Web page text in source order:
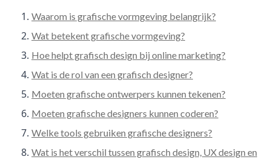
Waarom is grafische vormgeving belangrijk?
Wat betekent grafische vormgeving?
Hoe helpt grafisch design bij online marketing?
Wat is de rol van een grafisch designer?
Moeten grafische ontwerpers kunnen tekenen?
Moeten grafische designers kunnen coderen?
Welke tools gebruiken grafische designers?
Wat is het verschil tussen grafisch design, UX design en